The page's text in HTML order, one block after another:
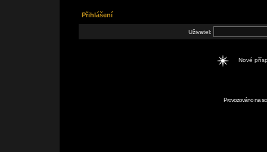
Přihlášení
Uživatel:
Nové
Provozováno na